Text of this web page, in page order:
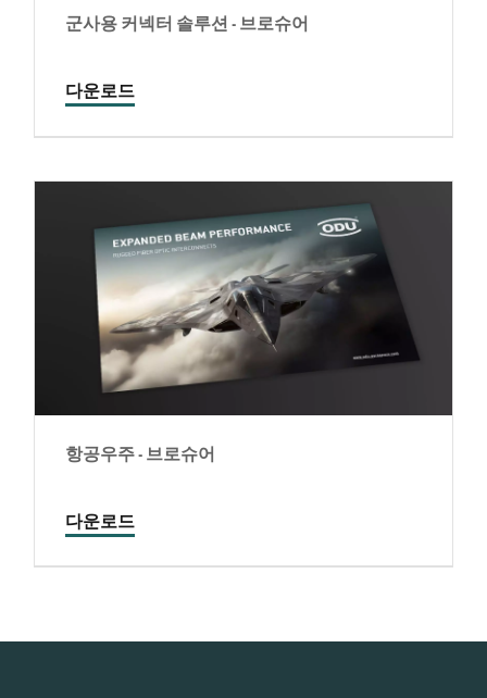
군사용 커넥터 솔루션 - 브로슈어
다운로드
항공우주 - 브로슈어
다운로드